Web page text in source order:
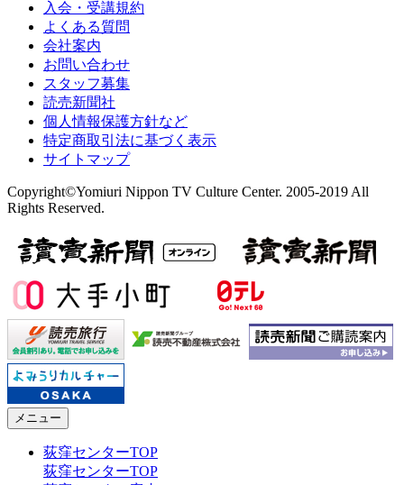
入会・受講規約
よくある質問
会社案内
お問い合わせ
スタッフ募集
読売新聞社
個人情報保護方針など
特定商取引法に基づく表示
サイトマップ
Copyright©Yomiuri Nippon TV Culture Center. 2005-2019 All
Rights Reserved.
メニュー
荻窪センターTOP
荻窪センターTOP